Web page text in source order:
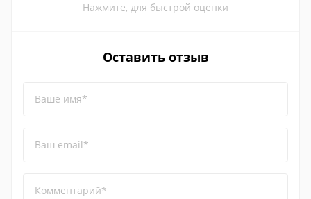
Нажмите, для быстрой оценки
Оставить отзыв
Ваше имя*
Ваш email*
Комментарий*